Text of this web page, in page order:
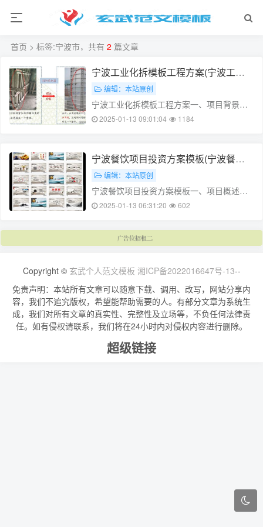
首页 > 标签:宁波市，共有 2 篇文章
宁波工业化拆模板工程方案(宁波工业
用地拆迁标准)
编辑：本站原创
宁波工业化拆模板工程方案一、项目背景随
着宁波经济的快速发展，城市化进程加快，
存在诸多问题，如搭建时间长、拆卸困难、
环境污染严重等。因此，为了解决这些问
题，……
2025-01-13 09:01:04 1184
宁波餐饮项目投资方案模板(宁波餐饮
业) 编辑：本站原创
宁波餐饮项目投资方案模板一、项目概述本
项目旨在在宁波市投资开设一家具有特色定
品质餐饮的需求。为确保项目成功实施，特
制定本投资方案。二、项目背景1. 市场分析
2025-01-13 06:31:20 602
Copyright © 玄武个人范文模板 湘ICP备2022016647号-13--
免责声明：本站所有文章可以随意下载、调用、改写，网站分享内
容，我们不追究版权，希望能帮助需要的人。有部分文章为系统生
成，我们对所有文章的真实性、完整性及立场等，不负任何法律责
任。如有侵权请联系，我们将在24小时内对侵权内容进行删除。
超级链接